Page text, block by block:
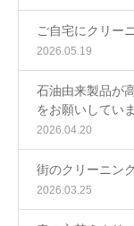
ご自宅にクリー
2026.05.19
石油由来製品が
をお願いしてい
2026.04.20
街のクリーニン
2026.03.25